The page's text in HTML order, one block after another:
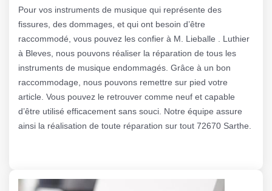
Pour vos instruments de musique qui représente des
fissures, des dommages, et qui ont besoin d’être
raccommodé, vous pouvez les confier à M. Lieballe . Luthier
à Bleves, nous pouvons réaliser la réparation de tous les
instruments de musique endommagés. Grâce à un bon
raccommodage, nous pouvons remettre sur pied votre
article. Vous pouvez le retrouver comme neuf et capable
d’être utilisé efficacement sans souci. Notre équipe assure
ainsi la réalisation de toute réparation sur tout 72670 Sarthe.